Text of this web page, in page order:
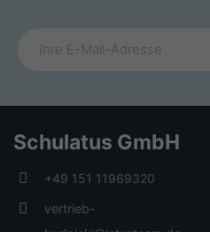
Schulatus GmbH
+49 151 11969320
vertrieb-